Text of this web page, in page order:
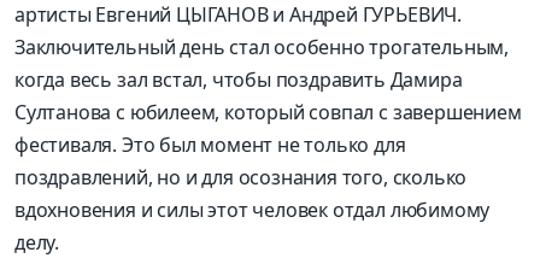
артисты Евгений ЦЫГАНОВ и Андрей ГУРЬЕВИЧ.
Заключительный день стал особенно трогательным,
когда весь зал встал, чтобы поздравить Дамира
Султанова с юбилеем, который совпал с завершением
фестиваля. Это был момент не только для
поздравлений, но и для осознания того, сколько
вдохновения и силы этот человек отдал любимому
делу.